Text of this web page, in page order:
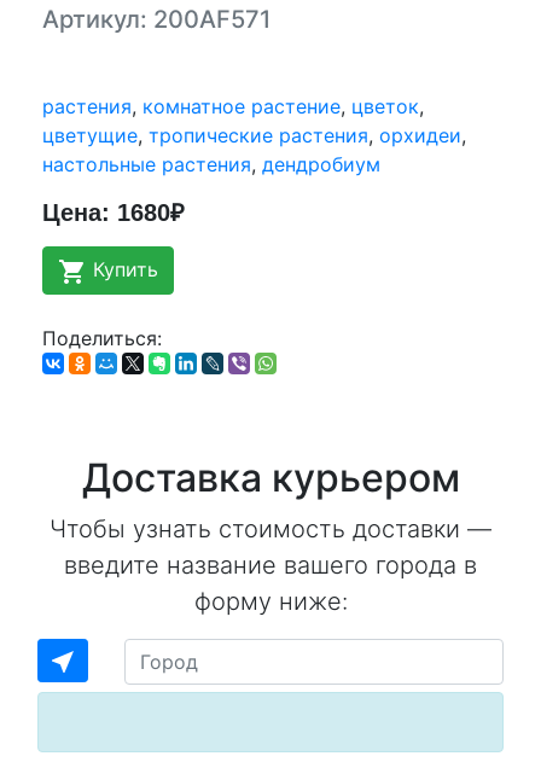
Артикул: 200AF571
растения, комнатное растение, цветок,
цветущие, тропические растения, орхидеи,
настольные растения, дендробиум
Цена: 1680₽
shopping_cart Купить
Поделиться:
Доставка курьером
Чтобы узнать стоимость доставки —
введите название вашего города в
форму ниже:
near_me